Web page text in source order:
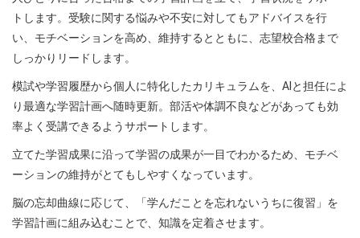
トします。受験に関する悩みや不安に対してもアドバイスを行
い、モチベーションを高め、維持するとともに、志望校合格まで
しっかりリードします。
模試や学習履歴から個人に特化したカリキュラムを、AIと担任によ
り最適な学習計画へ随時更新。部活や体調不良などがあっても効
率よく受講できるようサポートします。
立てた学習成果に沿って学習の成果が一目でわかるため、モチベ
ーションの維持がとてもしやすくなっています。
脳の忘却曲線に応じて、「学んだことを忘れないうちに復習」を
学習計画に組み込むことで、知識を定着させます。